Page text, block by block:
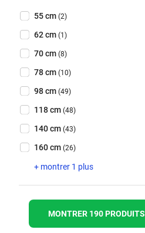
Hauteur (Optionnel)
55 cm (2)
62 cm (1)
70 cm (8)
78 cm (10)
98 cm (49)
118 cm (48)
140 cm (43)
160 cm (26)
+ montrer 1 plus
MONTRER 190 PRODUITS